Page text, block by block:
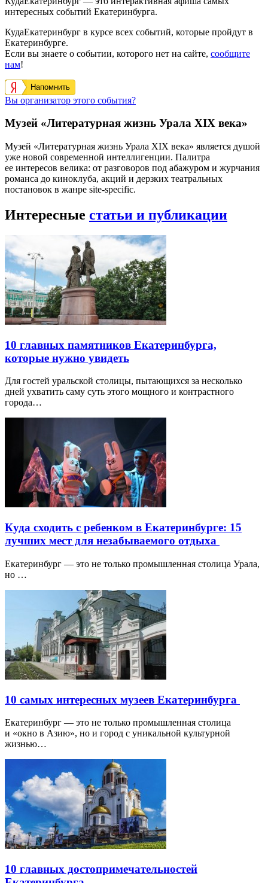
интересных событий Екатеринбурга.
КудаЕкатеринбург в курсе всех событий, которые пройдут в
Екатеринбурге.
Если вы знаете о событии, которого нет на сайте, сообщите
нам!
Напомнить
Вы организатор этого события?
Музей «Литературная жизнь Урала XIX века»
Музей «Литературная жизнь Урала XIX века» является душой
уже новой современной интеллигенции. Палитра
ее интересов велика: от разговоров под абажуром и журчания
романса до киноклуба, акций и дерзких театральных
постановок в жанре site-specific.
Интересные статьи и публикации
10 главных памятников Екатеринбурга,
которые нужно увидеть
Для гостей уральской столицы, пытающихся за несколько
дней ухватить саму суть этого мощного и контрастного
города…
Куда сходить с ребенком в Екатеринбурге: 15
лучших мест для незабываемого отдыха
Екатеринбург — это не только промышленная столица Урала,
но …
10 самых интересных музеев Екатеринбурга
Екатеринбург — это не только промышленная столица
и «окно в Азию», но и город с уникальной культурной
жизнью…
10 главных достопримечательностей